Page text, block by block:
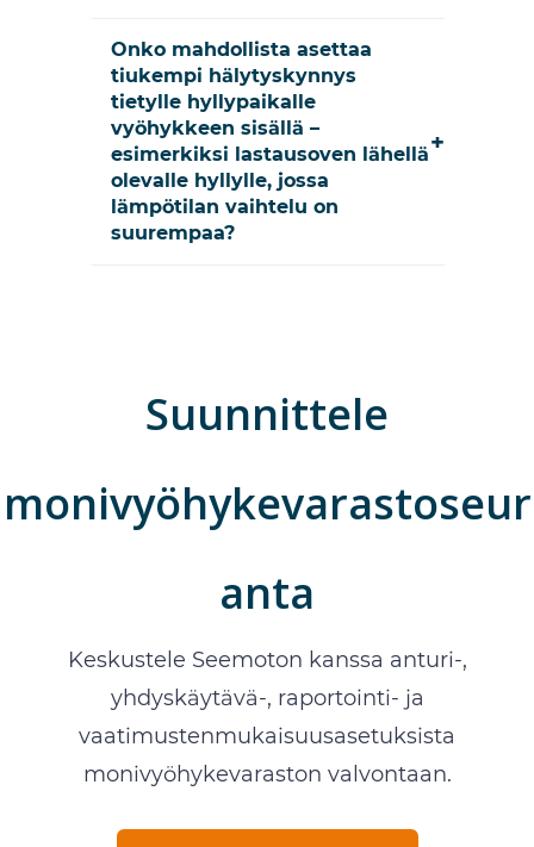
Onko mahdollista asettaa
tiukempi hälytyskynnys
tietylle hyllypaikalle
vyöhykkeen sisällä –
esimerkiksi lastausoven lähellä
olevalle hyllylle, jossa
lämpötilan vaihtelu on
suurempaa?
+
Suunnittele
monivyöhykevarastoseur
anta
Keskustele Seemoton kanssa anturi-,
yhdyskäytävä-, raportointi- ja
vaatimustenmukaisuusasetuksista
monivyöhykevaraston valvontaan.